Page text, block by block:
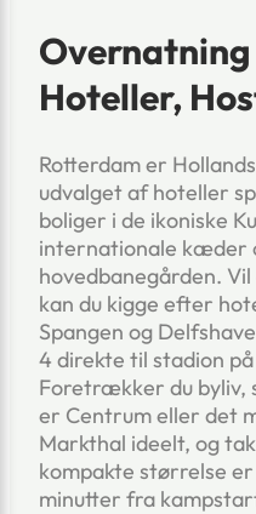
Overnatning
Hoteller,
Rotterdam er
udvalget af hoteller
boliger i de ikoniske
internationale kæder
hovedbanegården.
kan du kigge efter
Spangen og
4 direkte til stadion
Foretrækker du byliv,
er Centrum eller det
Markthal ideelt, og
kompakte størrelse
minutter fra